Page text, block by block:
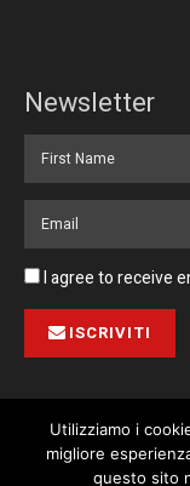
Newsletter
I agree to receive
ISCRIVITI
Pubblicità
This website uses
Utilizziamo i
migliore
questo sito